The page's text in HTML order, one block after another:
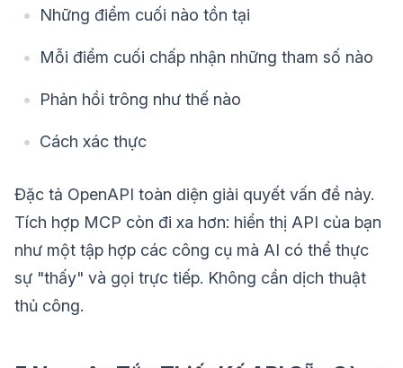
Những điểm cuối nào tồn tại
Mỗi điểm cuối chấp nhận những tham số nào
Phản hồi trông như thế nào
Cách xác thực
Đặc tả OpenAPI toàn diện giải quyết vấn đề này.
Tích hợp MCP còn đi xa hơn: hiển thị API của bạn
như một tập hợp các công cụ mà AI có thể thực
sự "thấy" và gọi trực tiếp. Không cần dịch thuật
thủ công.